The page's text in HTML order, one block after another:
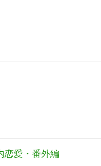
恋愛・番外編